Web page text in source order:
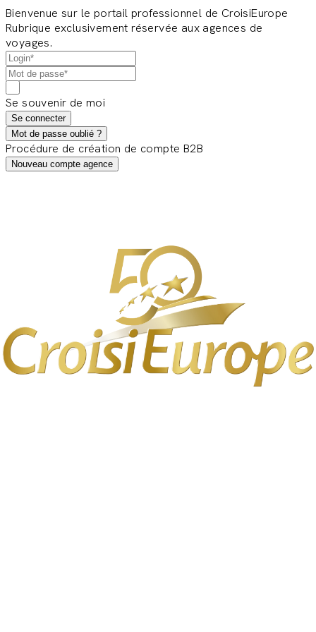
Bienvenue sur le portail professionnel de CroisiEurope
Rubrique exclusivement réservée aux agences de
voyages.
Se souvenir de moi
Se connecter
Mot de passe oublié ?
Procédure de création de compte B2B
Nouveau compte agence